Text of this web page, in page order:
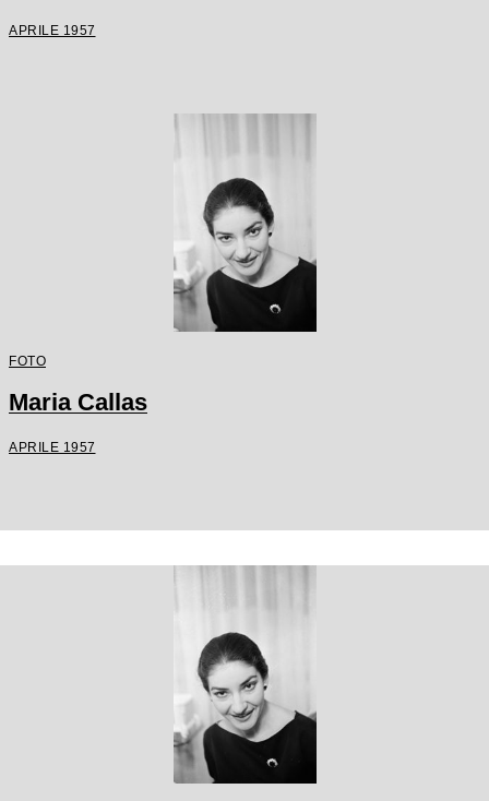
APRILE 1957
FOTO
Maria Callas
APRILE 1957